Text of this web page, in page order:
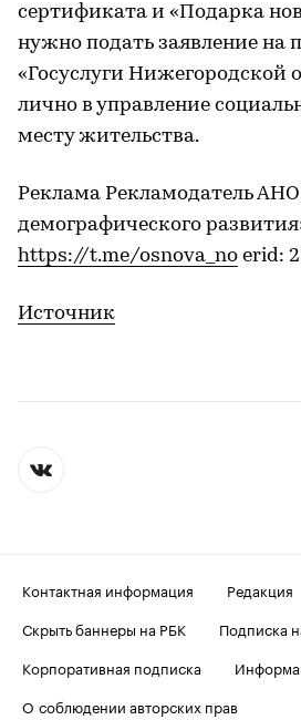
сертификата и «Подарка
нужно подать заявление на
«Госуслуги Нижегородской
лично в управление
месту жительства.
Реклама Рекламодатель
демографического
https://t.me/osnova_no erid:
Источник
Контактная информация
Редакция
Скрыть баннеры на РБК
Подписка
Корпоративная подписка
О соблюдении авторских прав